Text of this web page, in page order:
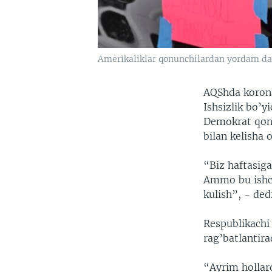
Amerikaliklar qonunchilardan yordam
AQShda
Ishsizlik
Demokrat
bilan kelisha
“Biz
Ammo bu
kulish”, -
“Ayrim